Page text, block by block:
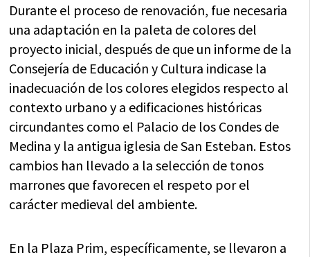
Durante el proceso de renovación, fue necesaria
una adaptación en la paleta de colores del
proyecto inicial, después de que un informe de la
Consejería de Educación y Cultura indicase la
inadecuación de los colores elegidos respecto al
contexto urbano y a edificaciones históricas
circundantes como el Palacio de los Condes de
Medina y la antigua iglesia de San Esteban. Estos
cambios han llevado a la selección de tonos
marrones que favorecen el respeto por el
carácter medieval del ambiente.
En la Plaza Prim, específicamente, se llevaron a